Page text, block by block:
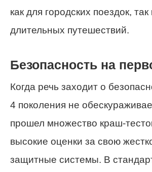
как для городских поездок, так
длительных путешествий.
Безопасность на
Когда речь заходит о
4 поколения не
прошел множество краш-
высокие оценки за свою
защитные системы. В